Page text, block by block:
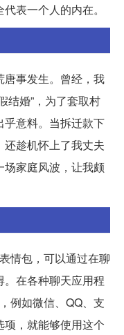
表一个人的内在。
事发生。曾经，我
结婚”，为了套取村
乎意料。当拆迁款下
趁机怀上了我丈夫
场家庭风波，让我颇
情包，可以通过在聊
在各种聊天应用程
例如微信、QQ、支
，就能够使用这个